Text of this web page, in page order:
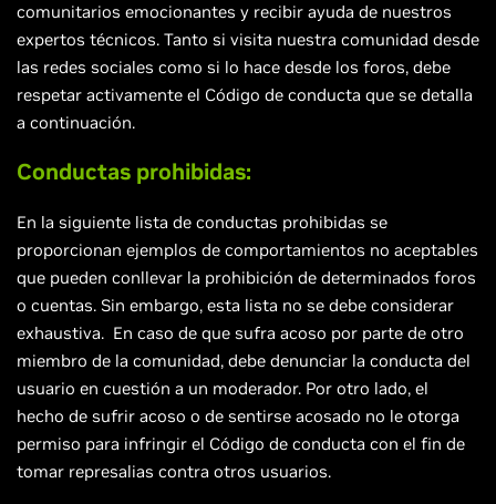
comunitarios emocionantes y recibir ayuda de nuestros
expertos técnicos. Tanto si visita nuestra comunidad desde
las redes sociales como si lo hace desde los foros, debe
respetar activamente el Código de conducta que se detalla
a continuación.
Conductas prohibidas:
En la siguiente lista de conductas prohibidas se
proporcionan ejemplos de comportamientos no aceptables
que pueden conllevar la prohibición de determinados foros
o cuentas. Sin embargo, esta lista no se debe considerar
exhaustiva. En caso de que sufra acoso por parte de otro
miembro de la comunidad, debe denunciar la conducta del
usuario en cuestión a un moderador. Por otro lado, el
hecho de sufrir acoso o de sentirse acosado no le otorga
permiso para infringir el Código de conducta con el fin de
tomar represalias contra otros usuarios.